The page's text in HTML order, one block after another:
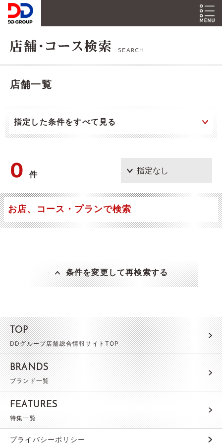
SEARCH
店舗一覧
指定した条件をすべて見る
0件
お店、コース・プランで検索
条件を変更して再検索する
TOP
DDグループ店舗総合情報サイトTOP
BRANDS
ブランド一覧
FEATURES
特集一覧
プライバシーポリシー